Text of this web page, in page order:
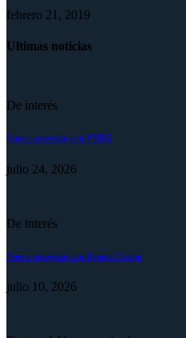
febrero 21, 2019
Ultimas noticias
De interés
Nuevo convenio con VYRA
julio 24, 2026
De interés
Nuevo convenio con Deport Cream
julio 10, 2026